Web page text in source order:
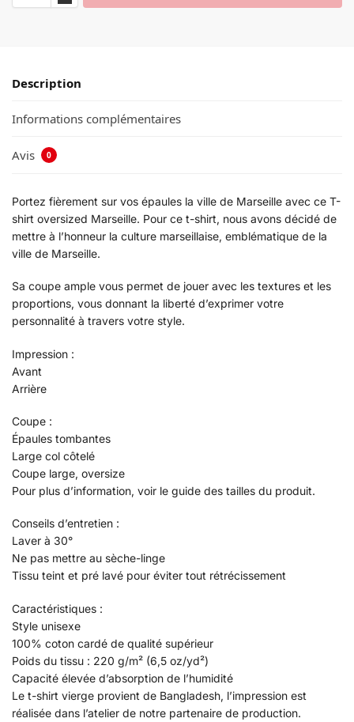
Description
Informations complémentaires
Avis 0
Portez fièrement sur vos épaules la ville de Marseille avec ce T-
shirt oversized Marseille. Pour ce t-shirt, nous avons décidé de
mettre à l’honneur la culture marseillaise, emblématique de la
ville de Marseille.
Sa coupe ample vous permet de jouer avec les textures et les
proportions, vous donnant la liberté d’exprimer votre
personnalité à travers votre style.
Impression :
Avant
Arrière
Coupe :
Épaules tombantes
Large col côtelé
Coupe large, oversize
Pour plus d’information, voir le guide des tailles du produit.
Conseils d’entretien :
Laver à 30°
Ne pas mettre au sèche-linge
Tissu teint et pré lavé pour éviter tout rétrécissement
Caractéristiques :
Style unisexe
100% coton cardé de qualité supérieur
Poids du tissu : 220 g/m² (6,5 oz/yd²)
Capacité élevée d’absorption de l’humidité
Le t-shirt vierge provient de Bangladesh, l’impression est
réalisée dans l’atelier de notre partenaire de production.